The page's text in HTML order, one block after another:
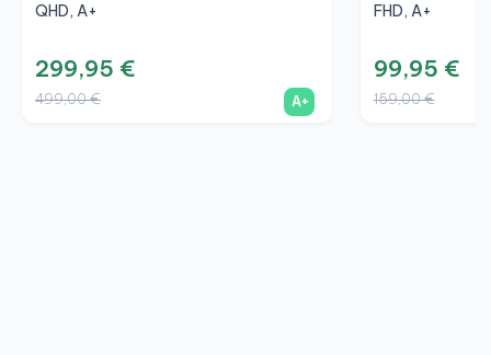
QHD, A+
299,95 €
499,00 € A+
FHD, A+
99,95 €
159,00 €